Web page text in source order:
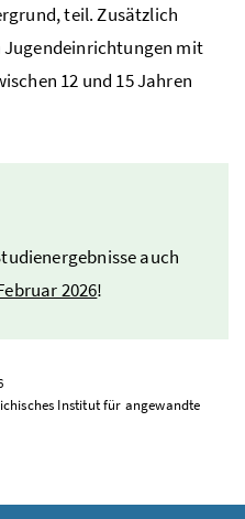
teil. Zusätzlich
Jugendeinrichtungen mit
12 und 15 Jahren
auch
2026!
Institut für angewandte